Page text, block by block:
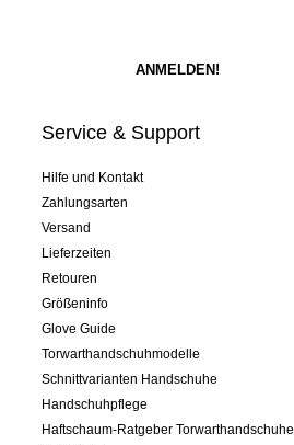
Service & Support
Hilfe und Kontakt
Zahlungsarten
Versand
Lieferzeiten
Retouren
Größeninfo
Glove Guide
Torwarthandschuhmodelle
Schnittvarianten Handschuhe
Handschuhpflege
Haftschaum-Ratgeber Torwarthandschuhe